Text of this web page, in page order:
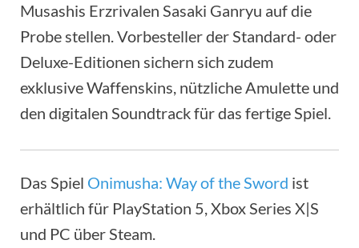
Musashis Erzrivalen Sasaki Ganryu auf die
Probe stellen. Vorbesteller der Standard- oder
Deluxe-Editionen sichern sich zudem
exklusive Waffenskins, nützliche Amulette und
den digitalen Soundtrack für das fertige Spiel.
Das Spiel Onimusha: Way of the Sword ist
erhältlich für PlayStation 5, Xbox Series X|S
und PC über Steam.